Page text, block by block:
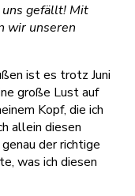
uns gefällt! Mit
wir unseren
ist es trotz Juni
große Lust auf
Kopf, die ich
allein diesen
der richtige
was ich diesen